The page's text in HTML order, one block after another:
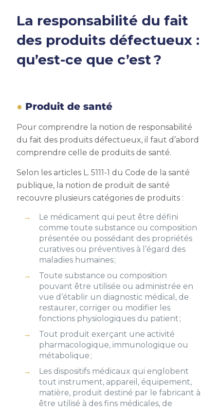
La responsabilité du fait
des produits défectueux :
qu’est-ce que c’est ?
Produit de santé
Pour comprendre la notion de responsabilité
du fait des produits défectueux, il faut d’abord
comprendre celle de produits de santé.
Selon les articles L. 5111-1 du Code de la santé
publique, la notion de produit de santé
recouvre plusieurs catégories de produits :
Le médicament qui peut être défini
comme toute substance ou composition
présentée ou possédant des propriétés
curatives ou préventives à l’égard des
maladies humaines ;
Toute substance ou composition
pouvant être utilisée ou administrée en
vue d’établir un diagnostic médical, de
restaurer, corriger ou modifier les
fonctions physiologiques du patient ;
Tout produit exerçant une activité
pharmacologique, immunologique ou
métabolique ;
Les dispositifs médicaux qui englobent
tout instrument, appareil, équipement,
matière, produit destiné par le fabricant à
être utilisé à des fins médicales, de